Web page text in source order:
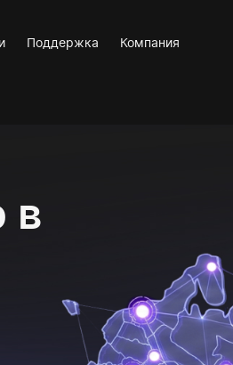
Поддержка Компания
в